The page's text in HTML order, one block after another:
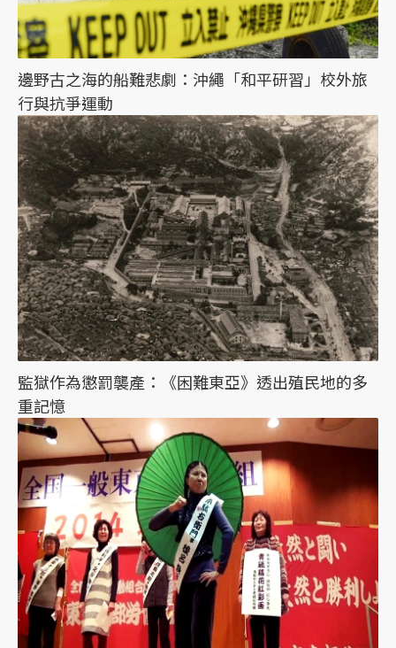
邊野古之海的船難悲劇：沖繩「和平研習」校外旅
行與抗爭運動
監獄作為懲罰襲產：《困難東亞》透出殖民地的多
重記憶